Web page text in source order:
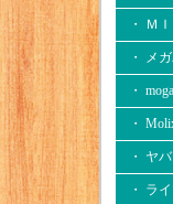
・ Ｍ
・ メ
・
・
・ ヤ
・ ラ